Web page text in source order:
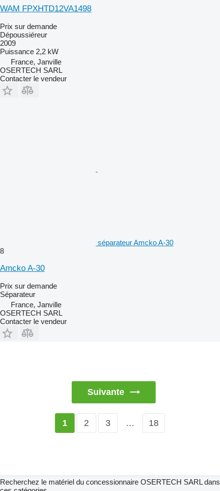
WAM FPXHTD12VA1498
Prix sur demande
Dépoussiéreur
2009
Puissance 2,2 kW
France, Janville
OSERTECH SARL
Contacter le vendeur
séparateur Amcko A-30
8
Amcko A-30
Prix sur demande
Séparateur
France, Janville
OSERTECH SARL
Contacter le vendeur
Suivante
1 2 3 … 18
Recherchez le matériel du concessionnaire OSERTECH SARL dans